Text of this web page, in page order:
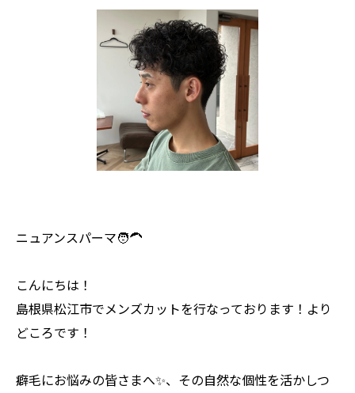
ニュアンスパーマ🧑‍🦱
こんにちは！
島根県松江市でメンズカットを行なっております！より
どころです！
癖毛にお悩みの皆さまへ✨、その自然な個性を活かしつ